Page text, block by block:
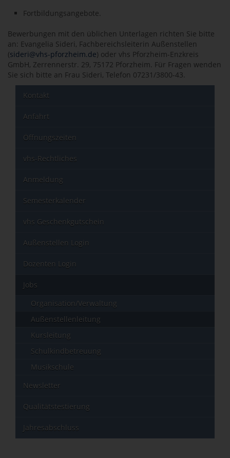
Fortbildungsangebote.
Bewerbungen mit den üblichen Unterlagen richten Sie bitte
an: Evangelia Sideri, Fachbereichsleiterin Außenstellen
(sideri@vhs-pforzheim.de) oder vhs Pforzheim-Enzkreis
GmbH, Zerrennerstr. 29, 75172 Pforzheim. Für Fragen wenden
Sie sich bitte an Frau Sideri, Telefon 07231/3800-43.
Kontakt
Anfahrt
Öffnungszeiten
vhs-Rechtliches
Anmeldung
Semesterkalender
vhs Geschenkgutschein
Außenstellen Login
Dozenten Login
Jobs
Organisation/Verwaltung
Außenstellenleitung
Kursleitung
Schulkindbetreuung
Musikschule
Newsletter
Qualitätstestierung
Jahresabschluss